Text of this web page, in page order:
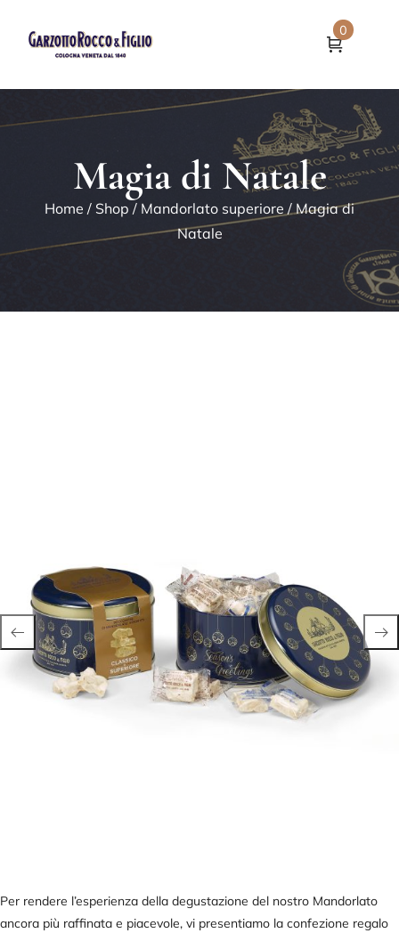
0
Magia di Natale
Home / Shop / Mandorlato superiore / Magia di
Natale
Per rendere l’esperienza della degustazione del nostro Mandorlato
ancora più raffinata e piacevole, vi presentiamo la confezione regalo